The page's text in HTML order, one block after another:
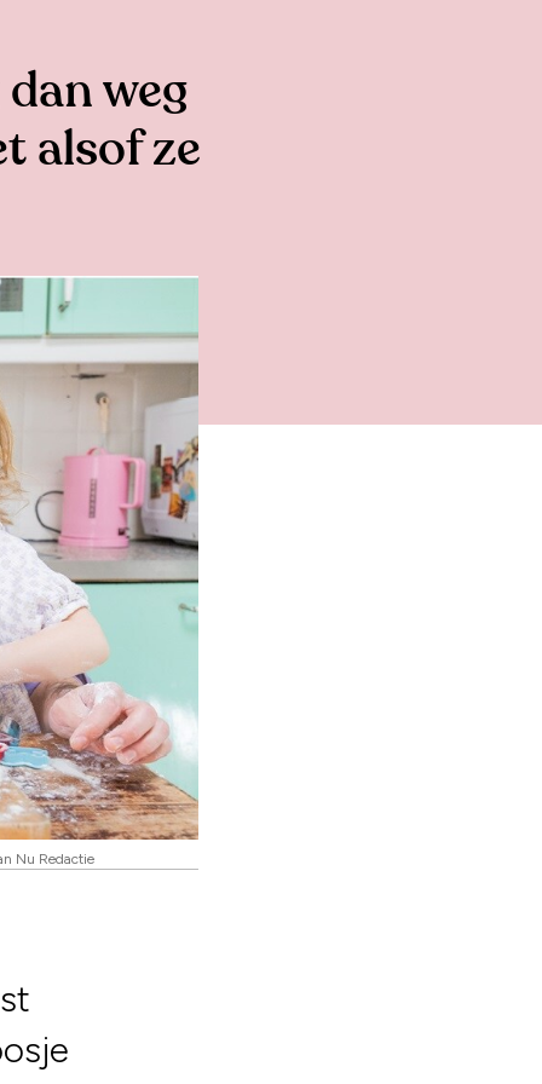
weg
alsof ze
Nu Redactie